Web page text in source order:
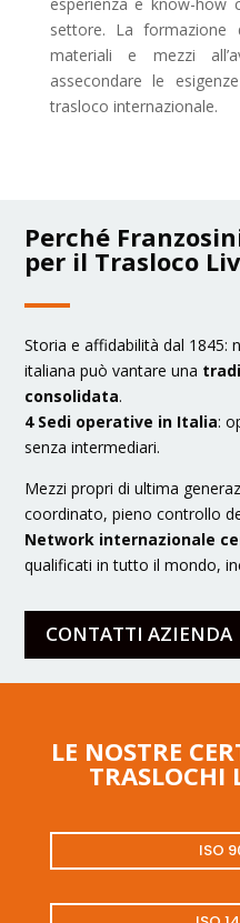
settore. La formazione
materiali e mezzi
assecondare le
trasloco internazionale.
Perché
per il Trasloco
Storia e affidabilità dal 1845:
italiana può vantare una
consolidata.
4 Sedi operative in Italia:
senza intermediari.
Mezzi propri di ultima
coordinato, pieno controllo
Network internazionale
qualificati in tutto il mondo,
CONTATTI AZIENDA
LE NOSTRE
TRASLOCHI
ISO